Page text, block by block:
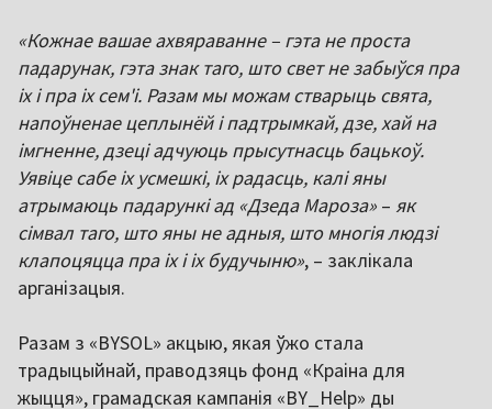
«Кожнае вашае ахвяраванне – гэта не проста
падарунак, гэта знак таго, што свет не забыўся пра
іх і пра іх сем'і. Разам мы можам стварыць свята,
напоўненае цеплынёй і падтрымкай, дзе, хай на
імгненне, дзеці адчуюць прысутнасць бацькоў.
Уявіце сабе іх усмешкі, іх радасць, калі яны
атрымаюць падарункі ад «Дзеда Мароза» – як
сімвал таго, што яны не адныя, што многія людзі
клапоцяцца пра іх і іх будучыню», – заклікала
арганізацыя.
Разам з «BYSOL» акцыю, якая ўжо стала
традыцыйнай, праводзяць фонд «Краіна для
жыцця», грамадская кампанія «BY_Help» ды